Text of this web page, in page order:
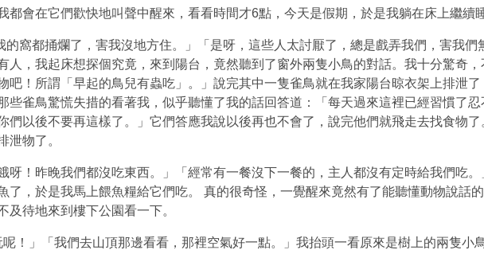
在它們歡快地叫聲中醒來，看看時間才6點，今天是假期，於是我躺在床上繼續
都捅爛了，害我沒地方住。」「是呀，這些人太討厭了，總是戲弄我們，害我們
人，我起床想探個究竟，來到陽台，竟然聽到了窗外兩隻小鳥的對話。我十分驚奇
吧！所謂「早起的鳥兒有蟲吃」。」說完其中一隻雀鳥就在我家陽台晾衣架上排泄
些雀鳥驚慌失措的看著我，似乎聽懂了我的話回答道：「每天過來這裡已經習慣了
們以後不要再這樣了。」它們答應我說以後再也不會了，說完他們就飛走去找食物
泄物了。
昨晚我們都沒吃東西。」「經常有一餐沒下一餐的，主人都沒有定時給我們吃。
了，於是我馬上餵魚糧給它們吃。 真的很奇怪，一覺醒來竟然有了能聽懂動物說話
待地來到樓下公園看一下。
」「我們去山頂那邊看看，那裡空氣好一點。」我抬頭一看原來是樹上的兩隻小